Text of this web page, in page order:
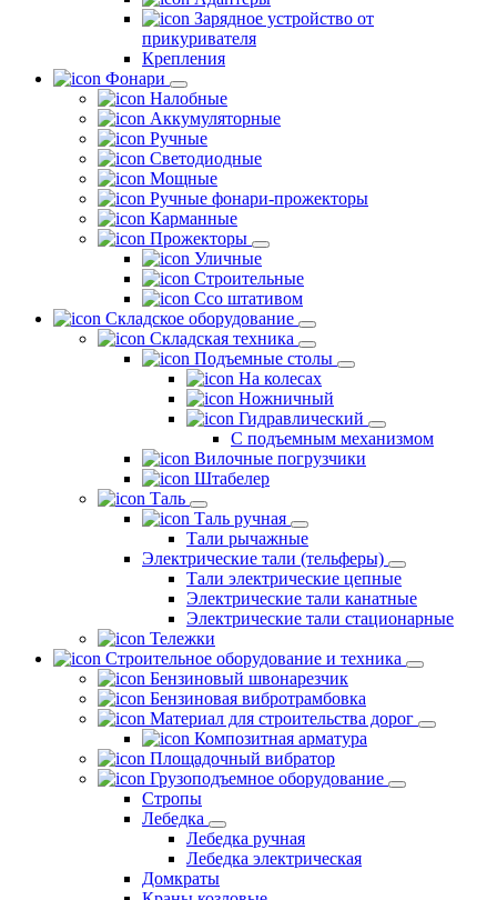
Зарядное устройство от
прикуривателя
Крепления
Фонари
Налобные
Аккумуляторные
Ручные
Светодиодные
Мощные
Ручные фонари-прожекторы
Карманные
Прожекторы
Уличные
Строительные
Ссо штативом
Складское оборудование
Складская техника
Подъемные столы
На колесах
Ножничный
Гидравлический
С подъемным механизмом
Вилочные погрузчики
Штабелер
Таль
Таль ручная
Тали рычажные
Электрические тали (тельферы)
Тали электрические цепные
Электрические тали канатные
Электрические тали стационарные
Тележки
Строительное оборудование и техника
Бензиновый швонарезчик
Бензиновая вибротрамбовка
Материал для строительства дорог
Композитная арматура
Площадочный вибратор
Грузоподъемное оборудование
Стропы
Лебедка
Лебедка ручная
Лебедка электрическая
Домкраты